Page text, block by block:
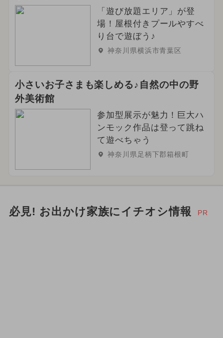
「遊び放題エリア」が登
場！屋根付きプールやすべ
り台で遊ぼう♪
神奈川県横浜市青葉区
小さいお子さまも楽しめる♪自然の中の野
外美術館
参加型展示が魅力！巨大ハ
ンモック作品は登って跳ね
て遊べちゃう
神奈川県足柄下郡箱根町
必見! お出かけ家族にイチオシ情報 PR